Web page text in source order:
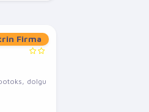
Firma
dolgu